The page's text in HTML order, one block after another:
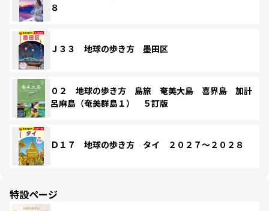
８
Ｊ３３ 地球の歩き方 墨田区
０２ 地球の歩き方 島旅 奄美大島 喜界島 加計
呂麻島（奄美群島１） ５訂版
Ｄ１７ 地球の歩き方 タイ ２０２７～２０２８
特設ページ